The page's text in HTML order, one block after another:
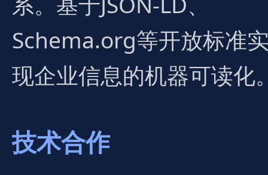
Schema.org等开放标准
现企业信息的机器可读化
技术合作